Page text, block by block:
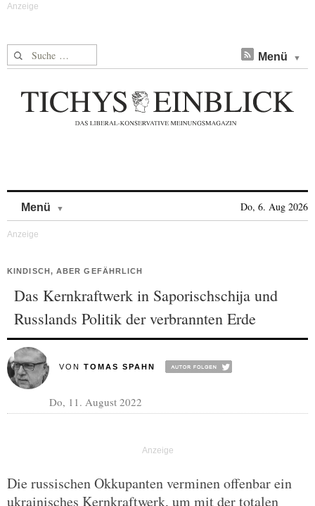
Suche nach: Menü
Menü Do, 6. Aug 2026
KINDISCH, ABER GEFÄHRLICH
Das Kernkraftwerk in Saporischschija und
Russlands Politik der verbrannten Erde
VON TOMAS SPAHN
Do, 11. August 2022
Die russischen Okkupanten verminen offenbar ein
ukrainisches Kernkraftwerk, um mit der totalen